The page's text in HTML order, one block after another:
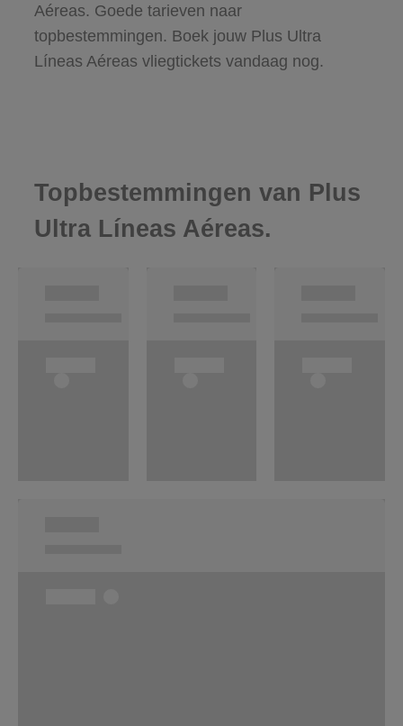
Aéreas. Goede tarieven naar
topbestemmingen. Boek jouw Plus Ultra
Líneas Aéreas vliegtickets vandaag nog.
Topbestemmingen van Plus
Ultra Líneas Aéreas.